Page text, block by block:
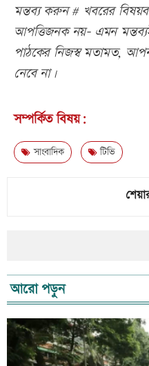
মন্তব্য করুন # খবরের
আপত্তিজনক নয়- এমন
পাঠকের নিজস্ব মতামত,
নেবে না।
সম্পর্কিত বিষয়:
সাংবাদিক টিভি
আরো পড়ুন